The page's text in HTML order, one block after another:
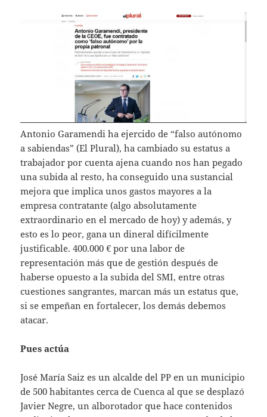
Antonio Garamendi ha ejercido de “falso autónomo
a sabiendas” (El Plural), ha cambiado su estatus a
trabajador por cuenta ajena cuando nos han pegado
una subida al resto, ha conseguido una sustancial
mejora que implica unos gastos mayores a la
empresa contratante (algo absolutamente
extraordinario en el mercado de hoy) y además, y
esto es lo peor, gana un dineral difícilmente
justificable. 400.000 € por una labor de
representación más que de gestión después de
haberse opuesto a la subida del SMI, entre otras
cuestiones sangrantes, marcan más un estatus que,
si se empeñan en fortalecer, los demás debemos
atacar.
Pues actúa
José María Saiz es un alcalde del PP en un municipio
de 500 habitantes cerca de Cuenca al que se desplazó
Javier Negre, un alborotador que hace contenidos